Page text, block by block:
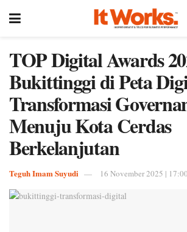
TOP Digital Awards
Bukittinggi di Peta
Transformasi
Menuju Kota Cerdas
Berkelanjutan
Teguh Imam Suyudi 16 November 2025 | 17:00